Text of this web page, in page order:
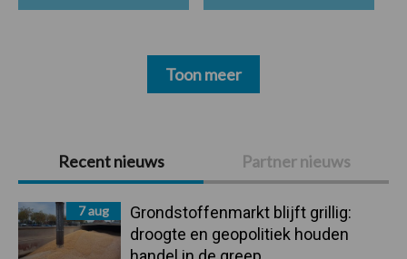
Primaire
Sidebar
Recent nieuws Partner nieuws
7 aug
Grondstoffenmarkt blijft grillig:
droogte en geopolitiek houden
Toon meer